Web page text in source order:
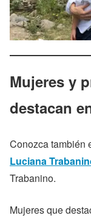
Mujeres y
destacan
Conozca también
Luciana
Trabanino.
Mujeres que